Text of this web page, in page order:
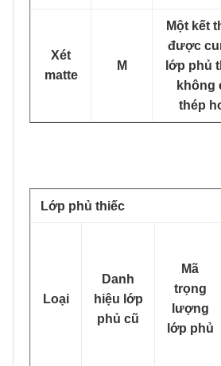
Xét
matte
M
Một kết
được
lớp phủ
không
thép
Lớp phủ thiếc
Loại
Danh
hiệu lớp
phủ cũ
Mã
trọng
lượng
lớp phủ